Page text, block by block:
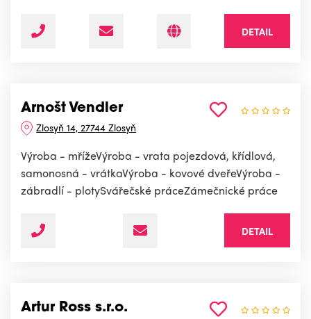
DETAIL
Arnošt Vendler
Zlosyň 14, 27744 Zlosyň
Výroba - mřížeVýroba - vrata pojezdová, křídlová,
samonosná - vrátkaVýroba - kovové dveřeVýroba -
zábradlí - plotySvářečské práceZámečnické práce
DETAIL
Artur Ross s.r.o.